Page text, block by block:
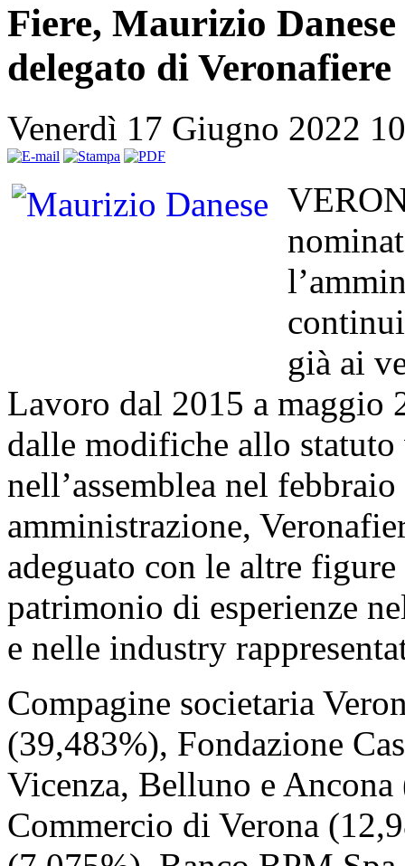
Fiere, Maurizio
delegato di Veronafiere
Venerdì 17 Giugno 2022
già ai
Lavoro dal 2015 a maggio
dalle modifiche allo
nell’assemblea nel
amministrazione,
adeguato con le altre
patrimonio di esperienze
e nelle industry
Compagine societaria
(39,483%), Fondazione
Vicenza, Belluno e
Commercio di Verona